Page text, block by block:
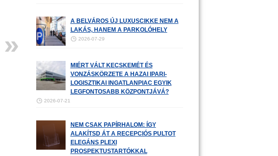
A BELVÁROS ÚJ LUXUSCIKKE NEM A
LAKÁS, HANEM A PARKOLÓHELY
2026-07-29
MIÉRT VÁLT KECSKEMÉT ÉS
VONZÁSKÖRZETE A HAZAI IPARI-
LOGISZTIKAI INGATLANPIAC EGYIK
LEGFONTOSABB KÖZPONTJÁVÁ?
2026-07-21
NEM CSAK PAPÍRHALOM: ÍGY
ALAKÍTSD ÁT A RECEPCIÓS PULTOT
ELEGÁNS PLEXI
PROSPEKTUSTARTÓKKAL